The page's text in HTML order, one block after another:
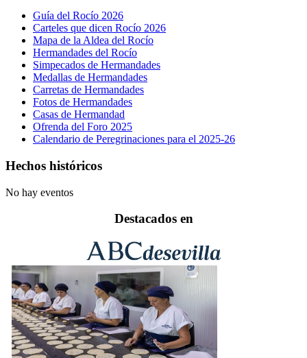
Guía del Rocío 2026
Carteles que dicen Rocío 2026
Mapa de la Aldea del Rocío
Hermandades del Rocío
Simpecados de Hermandades
Medallas de Hermandades
Carretas de Hermandades
Fotos de Hermandades
Casas de Hermandad
Ofrenda del Foro 2025
Calendario de Peregrinaciones para el 2025-26
Hechos históricos
No hay eventos
Destacados en